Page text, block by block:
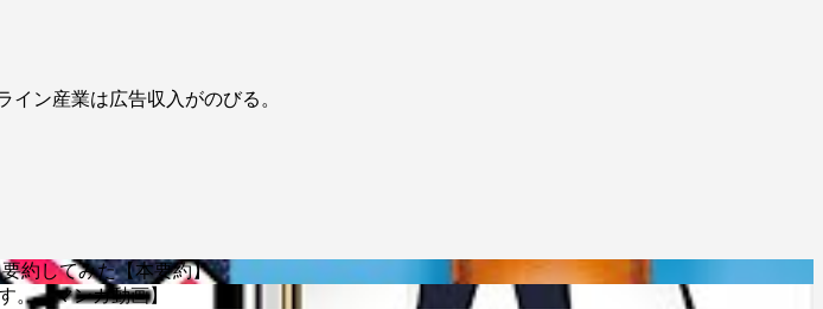
ン産業は広告収入がのびる。
約してみた【本要約】
。【マンガ動画】